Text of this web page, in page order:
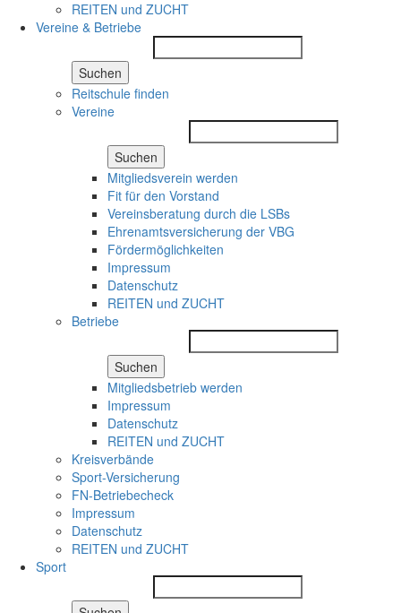
REITEN und ZUCHT
Vereine & Betriebe
Suchen
Reitschule finden
Vereine
Suchen
Mitgliedsverein werden
Fit für den Vorstand
Vereinsberatung durch die LSBs
Ehrenamtsversicherung der VBG
Fördermöglichkeiten
Impressum
Datenschutz
REITEN und ZUCHT
Betriebe
Suchen
Mitgliedsbetrieb werden
Impressum
Datenschutz
REITEN und ZUCHT
Kreisverbände
Sport-Versicherung
FN-Betriebecheck
Impressum
Datenschutz
REITEN und ZUCHT
Sport